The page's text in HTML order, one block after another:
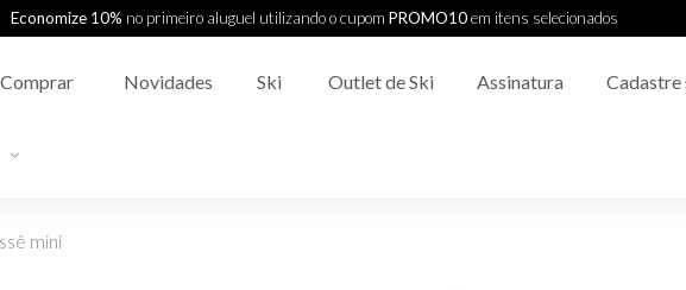
Economize 10% no primeiro aluguel utilizando o cupom PROMO10em itens selecionados
Comprar Novidades Ski Outlet de Ski Assinatura Cadastre
mini